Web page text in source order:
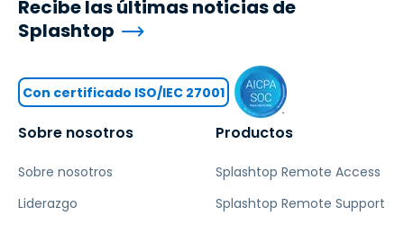
Sobre nosotros
Sobre nosotros
Liderazgo
Productos
Splashtop Remote Access
Splashtop Remote Support
Recibe las últimas noticias de
Splashtop
Con certificado ISO/IEC 27001